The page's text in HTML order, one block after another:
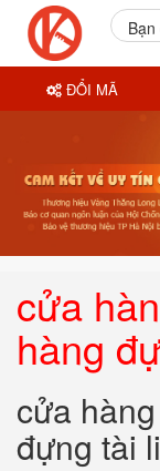
cửa
hàng
cửa
đựng tài
ĐỔI MÃ